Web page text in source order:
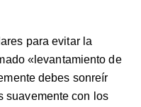
para evitar la
«levantamiento de
debes sonreír
suavemente con los